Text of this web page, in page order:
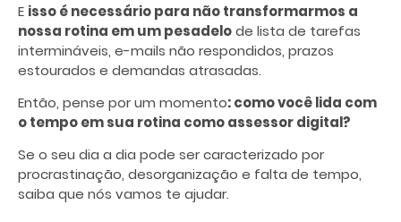
E isso é necessário para não transformarmos a
nossa rotina em um pesadelode lista de tarefas
intermináveis, e-mails não respondidos, prazos
estourados e demandas atrasadas.
Então, pense por um momento: como você lida com
o tempo em sua rotina como assessor digital?
Se o seu dia a dia pode ser caracterizado por
procrastinação, desorganização e falta de tempo,
saiba que nós vamos te ajudar.